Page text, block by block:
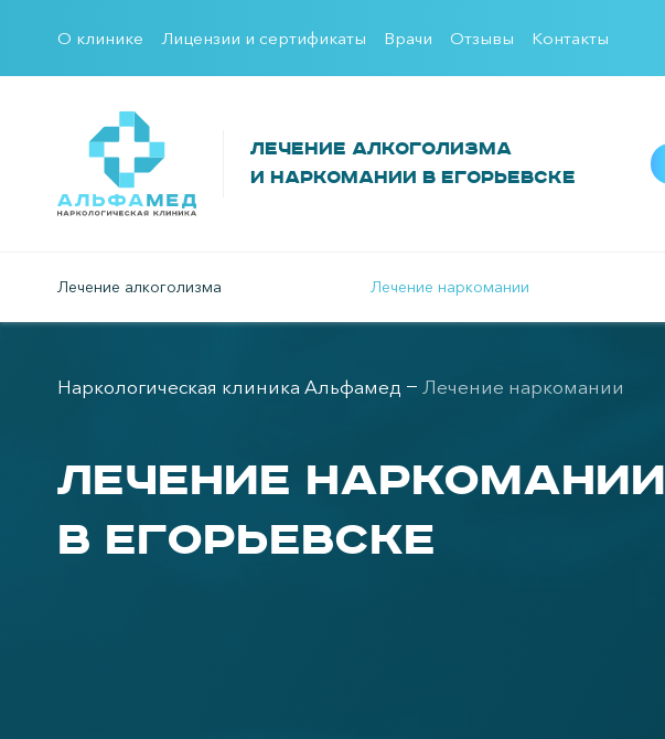
О клинике Лицензии и сертификаты Врачи Отзывы Контакты
Лечение алкоголизма
и наркомании в Егорьевске
Лечение алкоголизма Лечение наркомании
Наркологическая клиника Альфамед Лечение наркомании
Лечение наркомании
в Егорьевске